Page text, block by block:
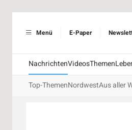
Menü E-Paper
NachrichtenVideosThemen
Top-ThemenNordwestAus aller